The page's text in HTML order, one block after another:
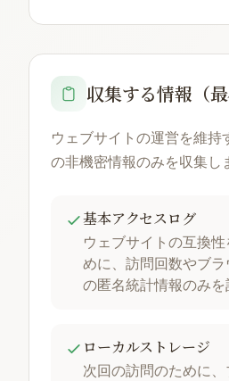
収集する情報（最
ウェブサイトの運営を維持
の非機密情報のみを収集し
基本アクセスログ
ウェブサイトの互換
めに、訪問回数やブ
の匿名統計情報のみを
ローカルストレージ
次回の訪問のために